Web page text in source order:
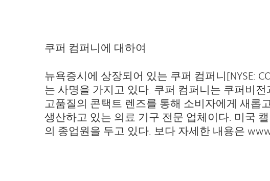
쿠퍼 컴퍼니에 대하여
뉴욕증시에 상장되어 있는 쿠퍼 컴퍼니[NYSE:
는 사명을 가지고 있다. 쿠퍼 컴퍼니는 쿠퍼비
고품질의 콘택트 렌즈를 통해 소비자에게 새롭
생산하고 있는 의료 기구 전문 업체이다. 미국
의 종업원을 두고 있다. 보다 자세한 내용은